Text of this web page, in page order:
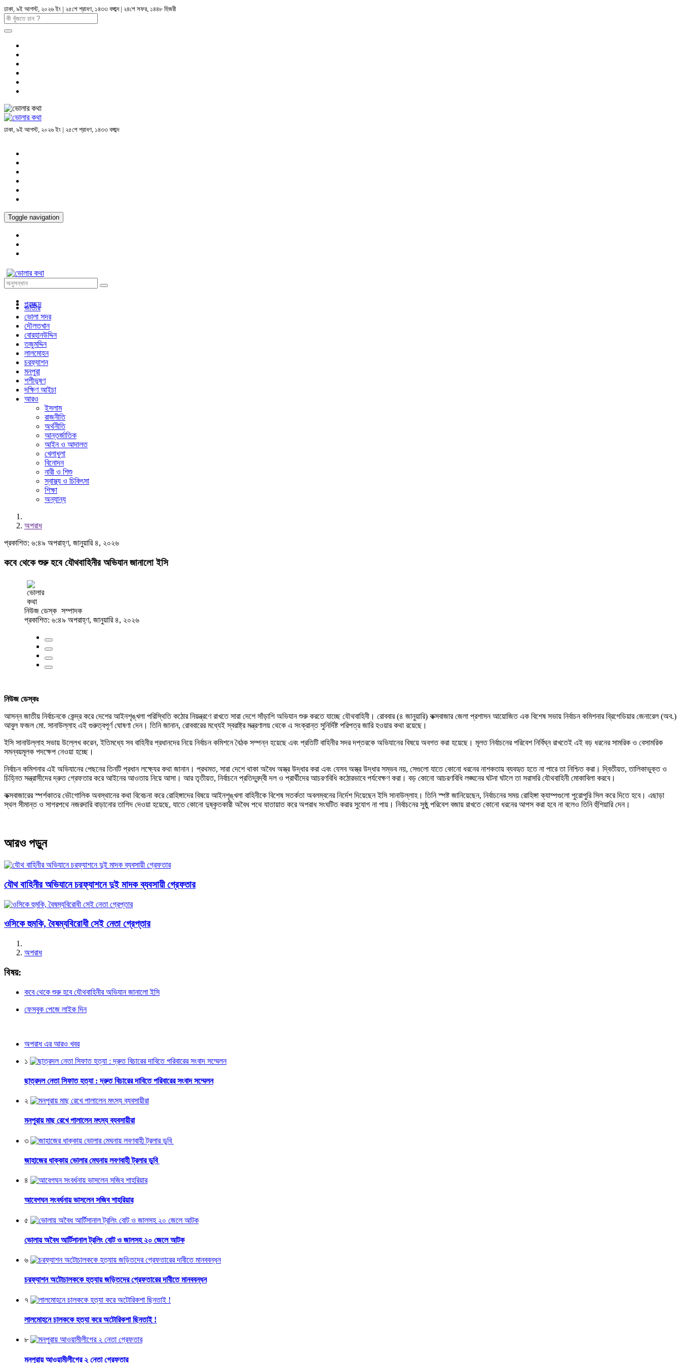
ঢাকা, ৯ই আগস্ট, ২০২৬ ইং | ২৫শে শ্রাবণ, ১৪৩৩ বঙ্গাব্দ | ২৪শে সফর, ১৪৪৮ হিজরী
ঢাকা, ৯ই আগস্ট, ২০২৬ ইং | ২৫শে শ্রাবণ, ১৪৩৩ বঙ্গাব্দ
Toggle navigation
প্রচ্ছদ
জাতীয়
ভোলা সদর
দৌলতখান
বোরহানউদ্দিন
তজুমদ্দিন
লালমোহন
চরফ্যাশন
মনপুরা
শশীভূষণ
দক্ষিণ আইচা
আরও
ইসলাম
রাজনীতি
অর্থনীতি
আন্তর্জাতিক
আইন ও আদালত
খেলাধুলা
বিনোদন
নারী ও শিশু
স্বাস্থ্য ও চিকিৎসা
শিক্ষা
অন্যান্য
অপরাধ
প্রকাশিত: ৬:৪৯ অপরাহ্ণ, জানুয়ারি ৪, ২০২৬
কবে থেকে শুরু হবে যৌথবাহিনীর অভিযান জানালো ইসি
নিউজ ডেস্ক সম্পাদক
প্রকাশিত: ৬:৪৯ অপরাহ্ণ, জানুয়ারি ৪, ২০২৬
নিউজ ডেস্কঃ
আসন্ন জাতীয় নির্বাচনকে কেন্দ্র করে দেশের আইনশৃঙ্খলা পরিস্থিতি কঠোর নিয়ন্ত্রণে রাখতে সারা দেশে সাঁড়াশি অভিযান শুরু করতে যাচ্ছে যৌথবাহিনী। রোববার (৪ জানুয়ারি) কক্সবাজার জেলা প্রশাসন আয়োজিত এক বিশেষ সভায় নির্বাচন কমিশনার ব্রিগেডিয়ার জেনারেল (অব.)
আবুল ফজল মো. সানাউল্লাহ এই গুরুত্বপূর্ণ ঘোষণা দেন। তিনি জানান, রোববারের মধ্যেই স্বরাষ্ট্র মন্ত্রণালয় থেকে এ সংক্রান্ত সুনির্দিষ্ট পরিপত্র জারি হওয়ার কথা রয়েছে।
ইসি সানাউল্লাহ সভায় উল্লেখ করেন, ইতিমধ্যে সব বাহিনীর প্রধানদের নিয়ে নির্বাচন কমিশনে বৈঠক সম্পন্ন হয়েছে এবং প্রতিটি বাহিনীর সদর দপ্তরকে অভিযানের বিষয়ে অবগত করা হয়েছে। মূলত নির্বাচনের পরিবেশ নির্বিঘ্ন রাখতেই এই বড় ধরনের সামরিক ও বেসামরিক
সমন্বয়মূলক পদক্ষেপ নেওয়া হচ্ছে।
নির্বাচন কমিশনার এই অভিযানের পেছনের তিনটি প্রধান লক্ষ্যের কথা জানান। প্রথমত, সারা দেশে থাকা অবৈধ অস্ত্র উদ্ধার করা এবং যেসব অস্ত্র উদ্ধার সম্ভব নয়, সেগুলো যাতে কোনো ধরনের নাশকতায় ব্যবহৃত হতে না পারে তা নিশ্চিত করা। দ্বিতীয়ত, তালিকাভুক্ত ও
চিহ্নিত সন্ত্রাসীদের দ্রুত গ্রেফতার করে আইনের আওতায় নিয়ে আসা। আর তৃতীয়ত, নির্বাচনে প্রতিদ্বন্দ্বী দল ও প্রার্থীদের আচরণবিধি কঠোরভাবে পর্যবেক্ষণ করা। বড় কোনো আচরণবিধি লঙ্ঘনের ঘটনা ঘটলে তা সরাসরি যৌথবাহিনী মোকাবিলা করবে।
কক্সবাজারের স্পর্শকাতর ভৌগোলিক অবস্থানের কথা বিবেচনা করে রোহিঙ্গাদের বিষয়ে আইনশৃঙ্খলা বাহিনীকে বিশেষ সতর্কতা অবলম্বনের নির্দেশ দিয়েছেন ইসি সানাউল্লাহ। তিনি স্পষ্ট জানিয়েছেন, নির্বাচনের সময় রোহিঙ্গা ক্যাম্পগুলো পুরোপুরি সিল করে দিতে হবে। এছাড়া
স্থল সীমান্ত ও সাগরপথে নজরদারি বাড়ানোর তাগিদ দেওয়া হয়েছে, যাতে কোনো দুষ্কৃতকারী অবৈধ পথে যাতায়াত করে অপরাধ সংঘটিত করার সুযোগ না পায়। নির্বাচনের সুষ্ঠু পরিবেশ বজায় রাখতে কোনো ধরনের আপস করা হবে না বলেও তিনি হুঁশিয়ারি দেন।
আরও পড়ুন
যৌথ বাহিনীর অভিযানে চরফ্যাশনে দুই মাদক ব্যবসায়ী গ্রেফতার
ওসিকে হুমকি, বৈষম্যবিরোধী সেই নেতা গ্রেপ্তার
অপরাধ
বিষয়:
কবে থেকে শুরু হবে যৌথবাহিনীর অভিযান জানালো ইসি
ফেসবুক পেজে লাইক দিন
অপরাধ এর আরও খবর
১
ছাত্রদল নেতা সিফাত হত্যা : দ্রুত বিচারের দাবিতে পরিবারের সংবাদ সম্মেলন
২
মনপুরায় মাছ রেখে পালালেন মৎস্য ব্যবসায়ীরা
৩
জাহাজের ধাক্কায় ভোলার মেঘনায় লবণবাহী ট্রলার ডুবি
৪
আবেগঘন সংবর্ধনায় ভাসলেন সজিব শাহরিয়ার
৫
ভোলায় অবৈধ আর্টিসানাল ট্রলিং বোট ও জালসহ ২০ জেলে আটক
৬
চরফ্যাশন অটোচালককে হত্যায় জড়িতদের গ্রেফতারের দাবীতে মানববন্ধন
৭
লালমোহনে চালককে হত্যা করে অটোরিকশা ছিনতাই !
৮
মনপুরায় আওয়ামীলীগের ২ নেতা গ্রেফতার